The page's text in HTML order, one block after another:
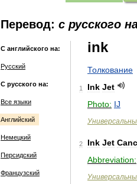
Перевод: с русского
С английского на:
Русский
С русского на:
Все языки
Английский
Немецкий
Персидский
Французский
ink
Толкование
1 Ink Jet
Photo: IJ
2 Ink Jet
Abbreviation: